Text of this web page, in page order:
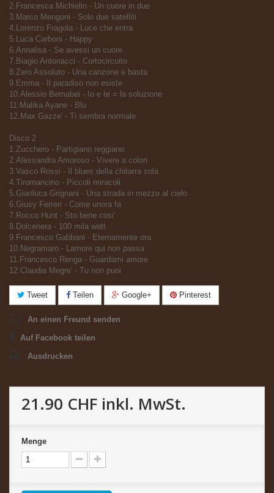
2.Francesca Michielin - Un cuore in due
3.Marco Mengoni - Solo due satelliti
4.Lorenzo Fragola - Luce che entra
5.Luca Carboni - Happy
6.Annalisa - Se avessi un cuore
7.Biagio Antonacci - Cortocircuito
8.Zero Assoluto - Una canzone e basta
9.Emma - Il paradiso non esiste
10.Alessio Bernabei - Io e te = la soluzione
11.Malika Ayane - Blu
12.Max Gazze' - Ti sembra normale
Disco 2
1.Zucchero - Partigiano reggiano
2.Alessandra Amoroso - Vivere a colori
3.Vasco Rossi - Il blues della chitarra sola
4.Tiromancino - Piccoli miracoli
5.Gianluca Grignani - Una strada in mezzo al cielo
6.Giusy Ferreri - Come unora fa
7.Rocco Hunt - Sto bene cosi'
8.Dolcenera - 100 mila watt
9.Francesco Gabbani - Eternamente ora
10.Negramaro - Lamore qui non passa
11.Francesco Renga - Guardami amore
12.Claudia Megre' - Tu non puoi
Tweet Teilen Google+ Pinterest
An einen Freund senden
Auf Facebook teilen
Ausdrucken
21.90 CHF inkl. MwSt.
Menge